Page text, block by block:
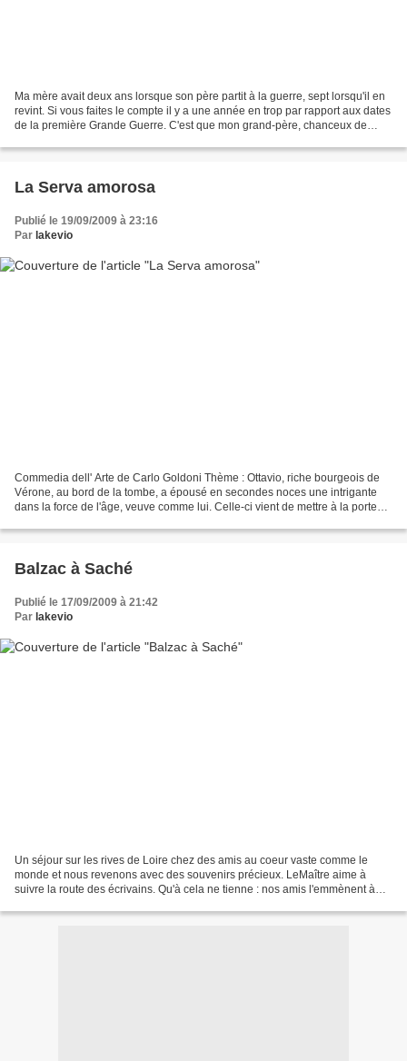
Ma mère avait deux ans lorsque son père partit à la guerre, sept lorsqu'il en
revint. Si vous faites le compte il y a une année en trop par rapport aux dates
de la première Grande Guerre. C'est que mon grand-père, chanceux de
La Serva amorosa
Publié le 19/09/2009 à 23:16
Par lakevio
Commedia dell' Arte de Carlo Goldoni Thème : Ottavio, riche bourgeois de
Vérone, au bord de la tombe, a épousé en secondes noces une intrigante
dans la force de l'âge, veuve comme lui. Celle-ci vient de mettre à la porte
Balzac à Saché
Publié le 17/09/2009 à 21:42
Par lakevio
Un séjour sur les rives de Loire chez des amis au coeur vaste comme le
monde et nous revenons avec des souvenirs précieux. LeMaître aime à
suivre la route des écrivains. Qu'à cela ne tienne : nos amis l'emmènent à